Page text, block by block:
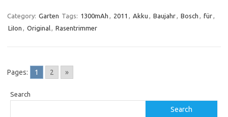
Category: Garten Tags: 1300mAh , 2011 , Akku , Baujahr, Bosch , für,
LiIon , Original, Rasentrimmer
Pages: 1 2 »
Search
Search